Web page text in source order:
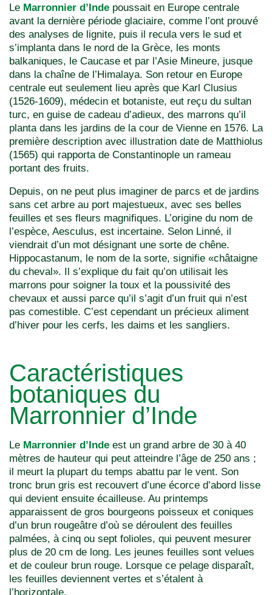
Le Marronnier d’Inde poussait en Europe centrale
avant la dernière période glaciaire, comme l’ont prouvé
des analyses de lignite, puis il recula vers le sud et
s’implanta dans le nord de la Grèce, les monts
balkaniques, le Caucase et par l’Asie Mineure, jusque
dans la chaîne de l’Himalaya. Son retour en Europe
centrale eut seulement lieu après que Karl Clusius
(1526-1609), médecin et botaniste, eut reçu du sultan
turc, en guise de cadeau d’adieux, des marrons qu’il
planta dans les jardins de la cour de Vienne en 1576. La
première description avec illustration date de Matthiolus
(1565) qui rapporta de Constantinople un rameau
portant des fruits.
Depuis, on ne peut plus imaginer de parcs et de jardins
sans cet arbre au port majestueux, avec ses belles
feuilles et ses fleurs magnifiques. L’origine du nom de
l’espèce, Aesculus, est incertaine. Selon Linné, il
viendrait d’un mot désignant une sorte de chêne.
Hippocastanum, le nom de la sorte, signifie «châtaigne
du cheval». Il s’explique du fait qu’on utilisait les
marrons pour soigner la toux et la poussivité des
chevaux et aussi parce qu’il s’agit d’un fruit qui n’est
pas comestible. C’est cependant un précieux aliment
d’hiver pour les cerfs, les daims et les sangliers.
Caractéristiques
botaniques du
Marronnier d’Inde
Le Marronnier d’Inde est un grand arbre de 30 à 40
mètres de hauteur qui peut atteindre l’âge de 250 ans ;
il meurt la plupart du temps abattu par le vent. Son
tronc brun gris est recouvert d’une écorce d’abord lisse
qui devient ensuite écailleuse. Au printemps
apparaissent de gros bourgeons poisseux et coniques
d’un brun rougeâtre d’où se déroulent des feuilles
palmées, à cinq ou sept folioles, qui peuvent mesurer
plus de 20 cm de long. Les jeunes feuilles sont velues
et de couleur brun rouge. Lorsque ce pelage disparaît,
les feuilles deviennent vertes et s’étalent à
l’horizontale.